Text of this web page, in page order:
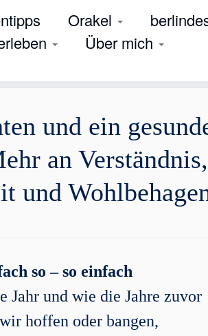
Orakel
Über mich
und ein
an
und
so – so einfach
Jahr und wie die Jahre zuvor
hoffen oder bangen,